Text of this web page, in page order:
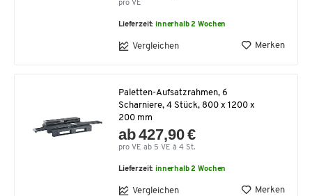
pro VE
Lieferzeit:innerhalb 2 Wochen
Vergleichen Merken
Paletten-Aufsatzrahmen, 6
Scharniere, 4 Stück, 800 x 1200 x
200 mm
ab 427,90 €
pro VE ab 5 VE à 4 St.
Lieferzeit:innerhalb 2 Wochen
Vergleichen Merken